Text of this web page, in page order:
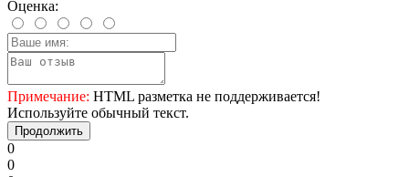
Оценка:
Примечание: HTML разметка не поддерживается!
Используйте обычный текст.
Продолжить
0
0